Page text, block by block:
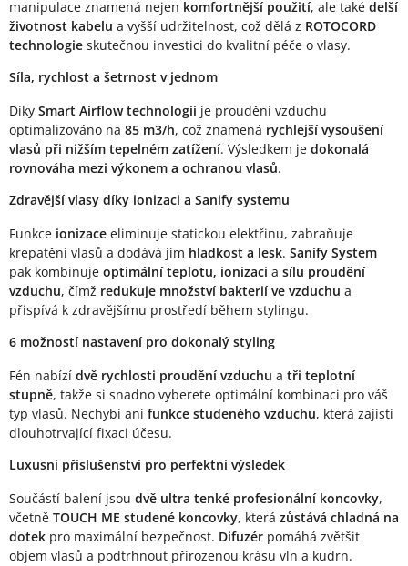
manipulace znamená nejen komfortnější použití, ale také delší
životnost kabelu a vyšší udržitelnost, což dělá z ROTOCORD
technologie skutečnou investici do kvalitní péče o vlasy.
Síla, rychlost a šetrnost v jednom
Díky Smart Airflow technologii je proudění vzduchu
optimalizováno na 85 m3/h, což znamená rychlejší vysoušení
vlasů při nižším tepelném zatížení. Výsledkem je dokonalá
rovnováha mezi výkonem a ochranou vlasů.
Zdravější vlasy díky ionizaci a Sanify systemu
Funkce ionizace eliminuje statickou elektřinu, zabraňuje
krepatění vlasů a dodává jim hladkost a lesk. Sanify System
pak kombinuje optimální teplotu, ionizaci a sílu proudění
vzduchu, čímž redukuje množství bakterií ve vzduchu a
přispívá k zdravějšímu prostředí během stylingu.
6 možností nastavení pro dokonalý styling
Fén nabízí dvě rychlosti proudění vzduchu a tři teplotní
stupně, takže si snadno vyberete optimální kombinaci pro váš
typ vlasů. Nechybí ani funkce studeného vzduchu, která zajistí
dlouhotrvající fixaci účesu.
Luxusní příslušenství pro perfektní výsledek
Součástí balení jsou dvě ultra tenké profesionální koncovky,
včetně TOUCH ME studené koncovky, která zůstává chladná na
dotek pro maximální bezpečnost. Difuzér pomáhá zvětšit
objem vlasů a podtrhnout přirozenou krásu vln a kudrn.